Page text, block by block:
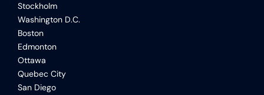
Stockholm
Washington D.C.
Boston
Edmonton
Ottawa
Quebec City
San Diego